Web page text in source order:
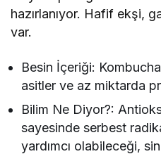
hazırlanıyor. Hafif ekşi,
var.
Besin İçeriği:
asitler ve az miktarda
Bilim Ne Diyor?:
sayesinde serbest
yardımcı olabileceği,